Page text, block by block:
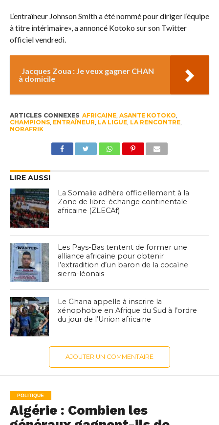
L’entraîneur Johnson Smith a été nommé pour diriger l’équipe
à titre intérimaire», a annoncé Kotoko sur son Twitter
officiel vendredi.
Jacques Zoua : Je veux gagner CHAN
à domicile
ARTICLES CONNEXES AFRICAINE, ASANTE KOTOKO,
CHAMPIONS, ENTRAÎNEUR, LA LIGUE, LA RENCONTRE,
NORAFRIK
LIRE AUSSI
La Somalie adhère officiellement à la
Zone de libre-échange continentale
africaine (ZLECAf)
Les Pays-Bas tentent de former une
alliance africaine pour obtenir
l’extradition d’un baron de la cocaïne
sierra-léonais
Le Ghana appelle à inscrire la
xénophobie en Afrique du Sud à l’ordre
du jour de l’Union africaine
AJOUTER UN COMMENTAIRE
POLITIQUE
Algérie : Combien les